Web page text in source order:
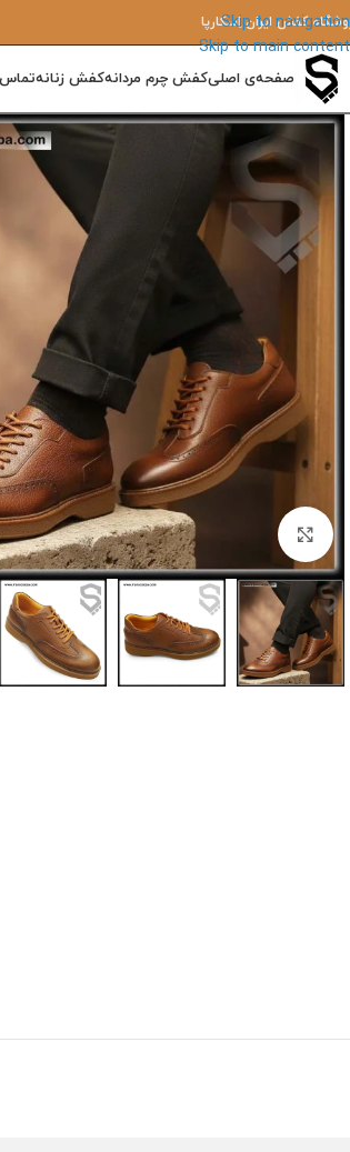
Skip to navigation
Skip to main content
کفش ایران‌ اِسکارپا
صفحه‌ی اصلیکفش چرم مردانهکفش زنانهتماس
بزرگنمایی تصویر